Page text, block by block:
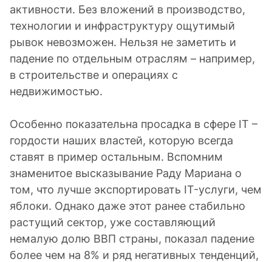
активности. Без вложений в производство,
технологии и инфраструктуру ощутимый
рывок невозможен. Нельзя не заметить и
падение по отдельным отраслям – например,
в строительстве и операциях с
недвижимостью.
Особенно показательна просадка в сфере IT –
гордости наших властей, которую всегда
ставят в пример остальным. Вспомним
знаменитое высказывание Раду Мариана о
том, что лучше экспортировать IT-услуги, чем
яблоки. Однако даже этот ранее стабильно
растущий сектор, уже составляющий
немалую долю ВВП страны, показал падение
более чем на 8% и ряд негативных тенденций,